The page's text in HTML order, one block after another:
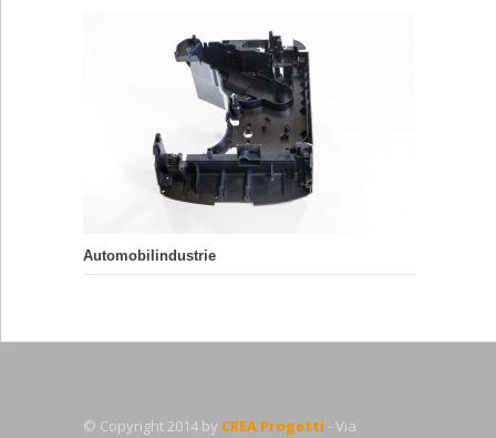
Automobilindustrie
© Copyright 2014 by CREA Progetti - Via